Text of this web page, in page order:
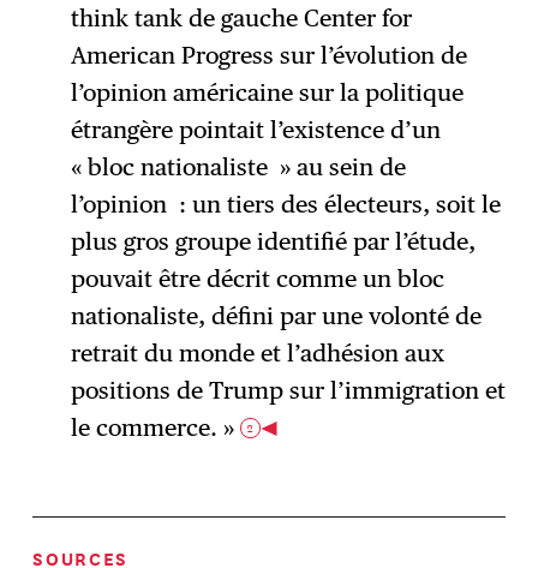
think tank de gauche Center for
American Progress sur l’évolution de
l’opinion américaine sur la politique
étrangère pointait l’existence d’un
« bloc nationaliste » au sein de
l’opinion : un tiers des électeurs, soit le
plus gros groupe identifié par l’étude,
pouvait être décrit comme un bloc
nationaliste, défini par une volonté de
retrait du monde et l’adhésion aux
positions de Trump sur l’immigration et
le commerce. »
2
SOURCES